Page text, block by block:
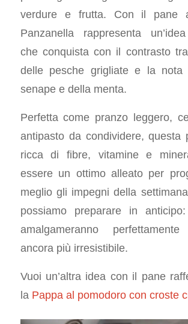
verdure e frutta. Con il pane
Panzanella rappresenta
che conquista con il contrasto
delle pesche grigliate e la nota
senape e della menta.
Perfetta come pranzo leggero,
antipasto da condividere, questa
ricca di fibre, vitamine e
essere un ottimo alleato per
meglio gli impegni della
possiamo preparare in
amalgameranno
ancora più irresistibile.
Vuoi un’altra idea con il pane
la Pappa al pomodoro con croste